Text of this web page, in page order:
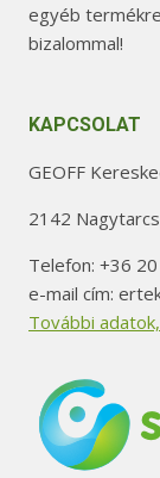
egyéb
bizalommal!
KAPCSOLAT
GEOFF
2142
Telefon: +36
e-mail cím:
További